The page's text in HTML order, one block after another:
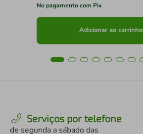
No pagamento com Pix
Adicionar ao carrinho
Serviços por telefone
de segunda a sábado das